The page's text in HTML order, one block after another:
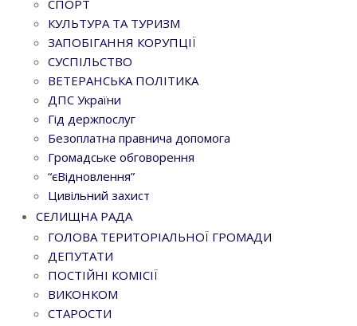
СПОРТ
КУЛЬТУРА ТА ТУРИЗМ
ЗАПОБІГАННЯ КОРУПЦІЇ
СУСПІЛЬСТВО
ВЕТЕРАНСЬКА ПОЛІТИКА
ДПС України
Гід держпослуг
Безоплатна правнича допомога
Громадське обговорення
“єВідновлення”
Цивільний захист
СЕЛИЩНА РАДА
ГОЛОВА ТЕРИТОРІАЛЬНОЇ ГРОМАДИ
ДЕПУТАТИ
ПОСТІЙНІ КОМІСІЇ
ВИКОНКОМ
СТАРОСТИ